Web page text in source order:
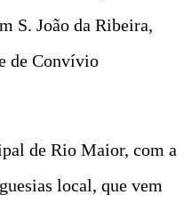
S. João da Ribeira,
de Convívio
de Rio Maior, com a
local, que vem